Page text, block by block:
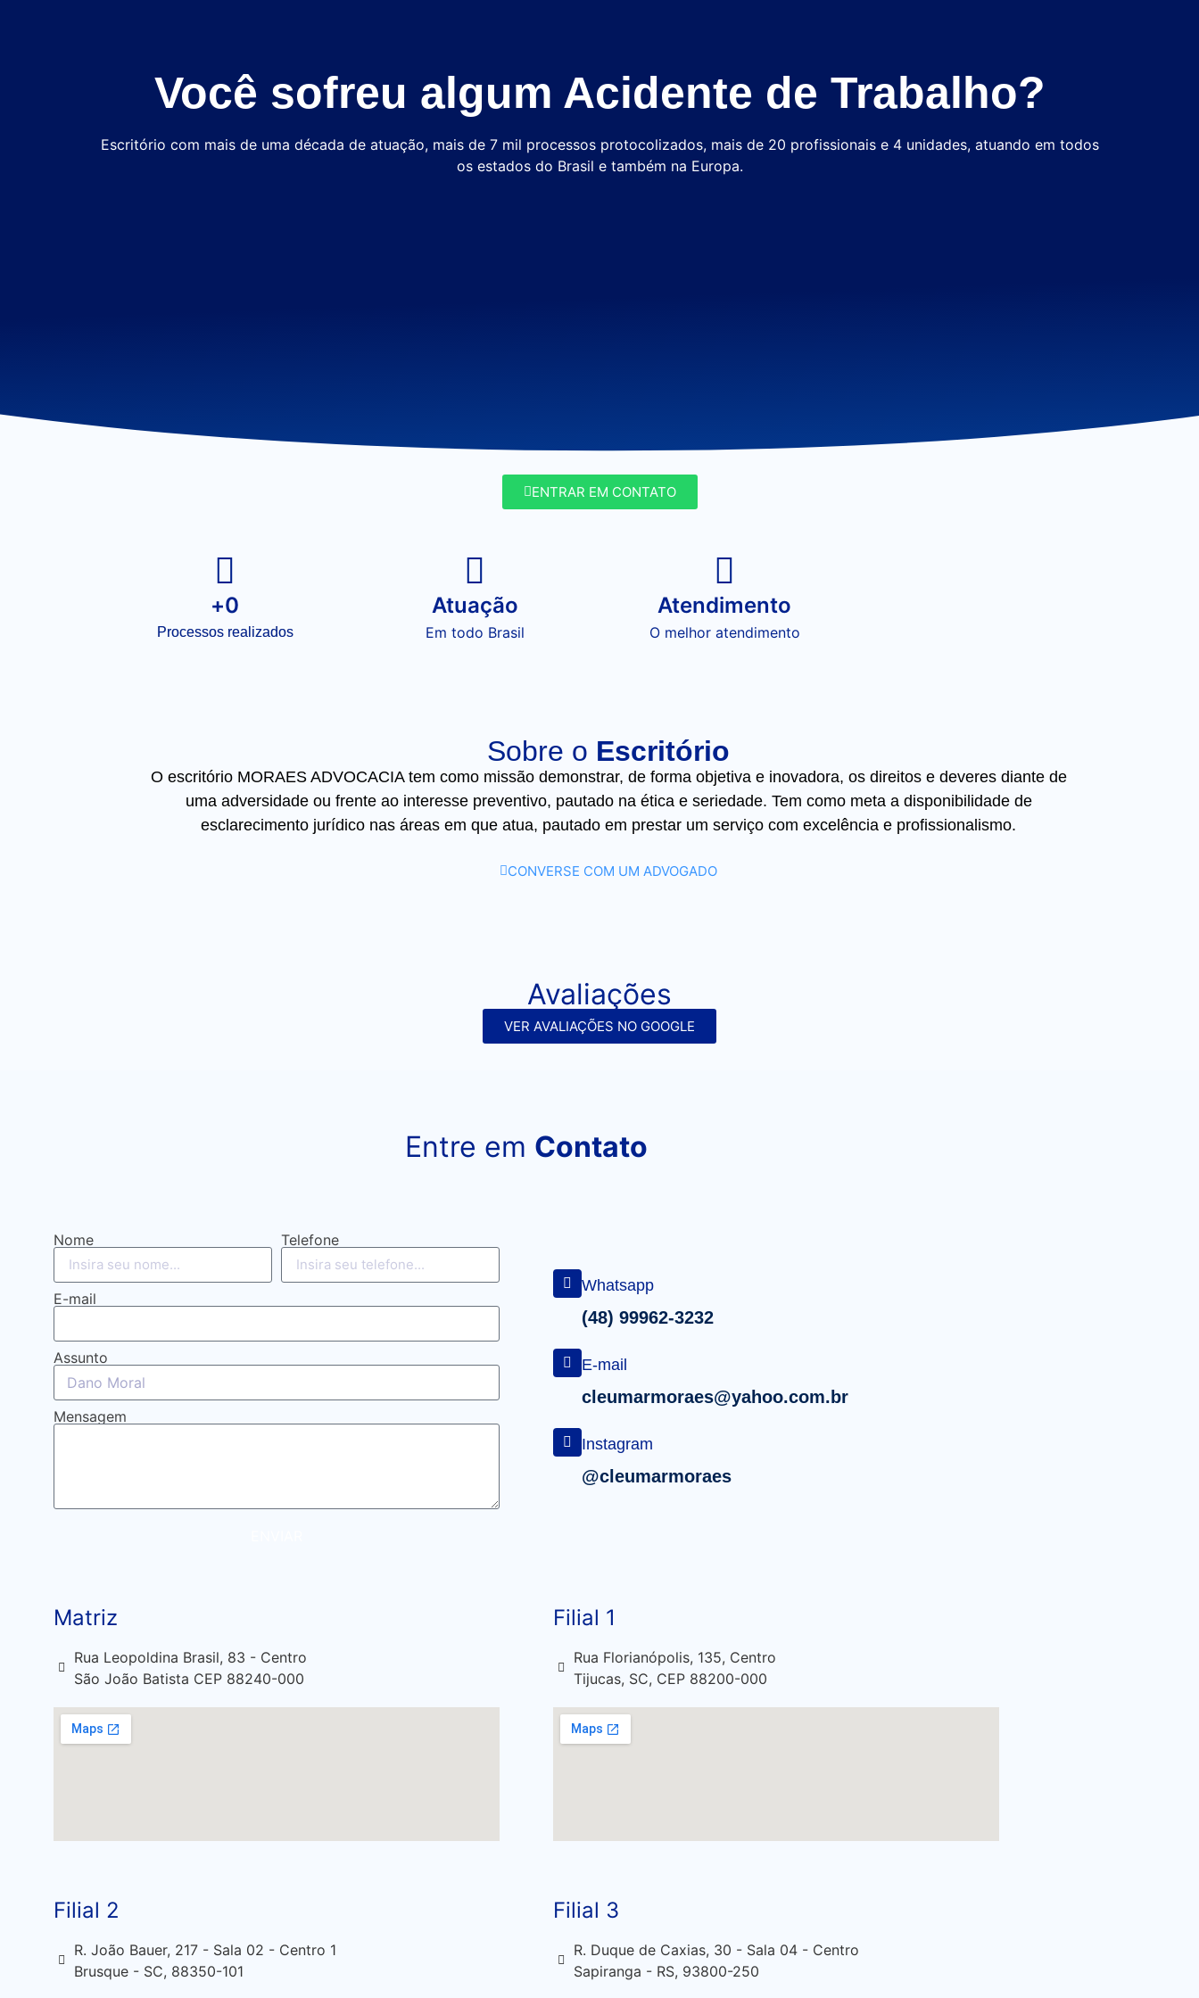
Você sofreu algum Acidente de Trabalho?
Escritório com mais de uma década de atuação, mais de 7 mil processos protocolizados, mais de 20 profissionais e 4 unidades, atuando em todos
os estados do Brasil e também na Europa.
ENTRAR EM CONTATO
Processos realizados
+0 Atuação
Em todo Brasil
Atendimento
O melhor atendimento
Sobre o Escritório
O escritório MORAES ADVOCACIA tem como missão demonstrar, de forma objetiva e inovadora, os direitos e deveres diante de
uma adversidade ou frente ao interesse preventivo, pautado na ética e seriedade. Tem como meta a disponibilidade de
esclarecimento jurídico nas áreas em que atua, pautado em prestar um serviço com excelência e profissionalismo.
CONVERSE COM UM ADVOGADO
Avaliações
VER AVALIAÇÕES NO GOOGLE
Entre em Contato
Nome Telefone
E-mail
Assunto
Mensagem
Whatsapp
(48) 99962-3232
E-mail
cleumarmoraes@yahoo.com.br
Instagram
@cleumarmoraes
Matriz
Rua Leopoldina Brasil, 83 - Centro
São João Batista CEP 88240-000
Filial 1
Rua Florianópolis, 135, Centro
Tijucas, SC, CEP 88200-000
Filial 2
R. João Bauer, 217 - Sala 02 - Centro 1
Brusque - SC, 88350-101
Filial 3
R. Duque de Caxias, 30 - Sala 04 - Centro
Sapiranga - RS, 93800-250